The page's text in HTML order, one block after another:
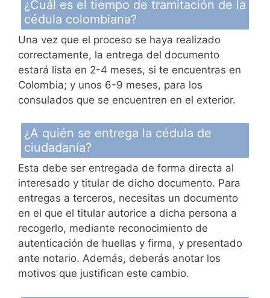
¿Cuál es el tiempo de tramitación de la
cédula colombiana?
Una vez que el proceso se haya realizado
correctamente, la entrega del documento
estará lista en 2-4 meses, si te encuentras en
Colombia; y unos 6-9 meses, para los
consulados que se encuentren en el exterior.
¿A quién se entrega la cédula de
ciudadanía?
Esta debe ser entregada de forma directa al
interesado y titular de dicho documento. Para
entregas a terceros, necesitas un documento
en el que el titular autorice a dicha persona a
recogerlo, mediante reconocimiento de
autenticación de huellas y firma, y presentado
ante notario. Además, deberás anotar los
motivos que justifican este cambio.